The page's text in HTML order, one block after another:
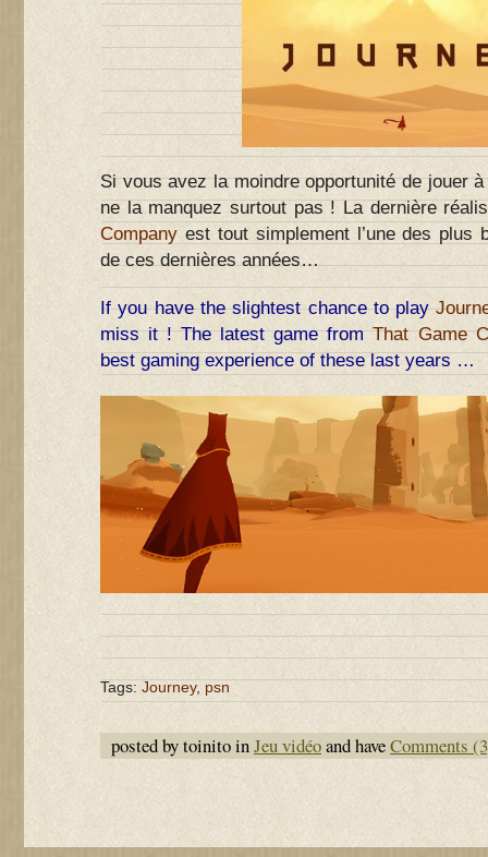
Si vous avez la moindre opportunité de jouer
ne la manquez surtout pas ! La dernière
Company est tout simplement l’une des plus
de ces dernières années…
If you have the slightest chance to play
miss it ! The latest game fromThat Game
best gaming experience of these last years …
Tags: Journey, psn
posted by toinito inJeu vidéoand haveComments